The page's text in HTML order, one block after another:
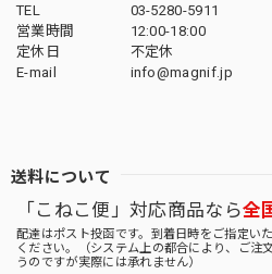
TEL
03-5280-5911
営業時間
12:00-18:00
定休日
不定休
E-mail
info@magnif.jp
送料について
「こねこ便」対応商品なら全
配達はポスト投函です。到着日時をご指定い
ください。（システム上の都合により、ご注
うのですが実際には承れません）